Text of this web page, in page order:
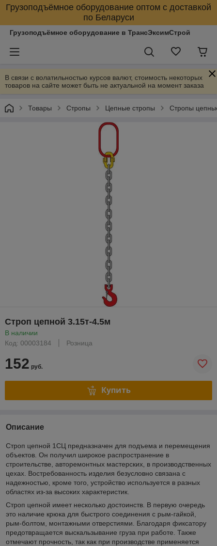
Грузоподъёмное оборудование оптом с доставкой
по Беларуси
Грузоподъёмное оборудование в ТрансЭксимСтрой
В связи с волатильностью курсов валют, стоимость некоторых
товаров на сайте может быть не актуальной на момент заказа
Товары Стропы Цепные стропы Стропы
Строп цепной 3.15т-4.5м
В наличии
Код: 00003184
Розница
152 руб.
Купить
Описание
Строп цепной 1СЦ предназначен для подъема и перемещения
объектов. Он получил широкое распространение в
строительстве, авторемонтных мастерских, в производственных
цехах. Востребованность изделия безусловно связана с
надежностью, кроме того, устройство используется в разных
областях из-за высоких характеристик.
Строп цепной имеет несколько достоинств. В первую очередь
это наличие крюка для быстрого соединения с рым-гайкой,
рым-болтом, монтажными отверстиями. Благодаря фиксатору
предотвращается выскальзывание груза при работе. Также
отмечают прочность, так как при производстве применяется